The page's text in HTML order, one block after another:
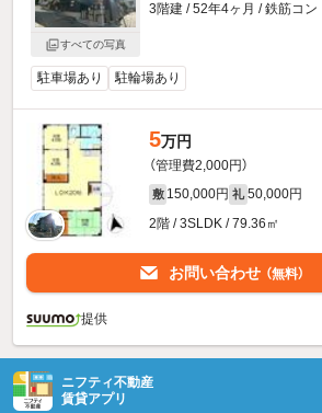
すべての写真
3階建 / 52年4ヶ月 / 鉄筋コン
駐車場あり 駐輪場あり
5万円
（管理費2,000円）
敷 150,000円 礼 50,000円
2階 / 3SLDK / 79.36㎡
お問い合わせ （無料）
提供
ニフティ不動産
賃貸アプリ